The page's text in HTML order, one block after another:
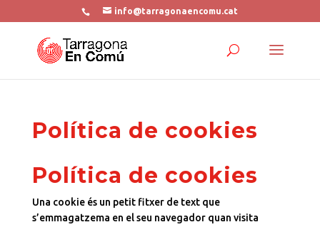
info@tarragonaencomu.cat
Política de cookies
Política de cookies
Una cookie és un petit fitxer de text que
s’emmagatzema en el seu navegador quan visita